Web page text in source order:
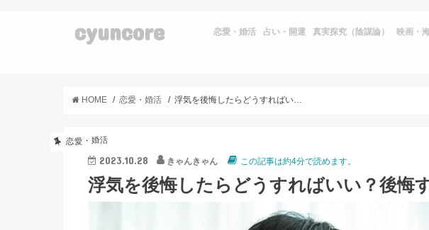
cyuncore 恋愛・婚活 占い・開運 真実探究（陰謀論） 映画・
HOME 恋愛・婚活 浮気を後悔したらどうすればいい？後悔する理由と対処法
恋愛・婚活
2023.10.28 きゃんきゃん この記事は約4分で読めます。
浮気を後悔したらどうすればいい？後悔